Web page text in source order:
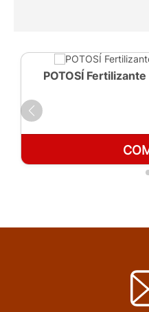
Orgânico 1 LT